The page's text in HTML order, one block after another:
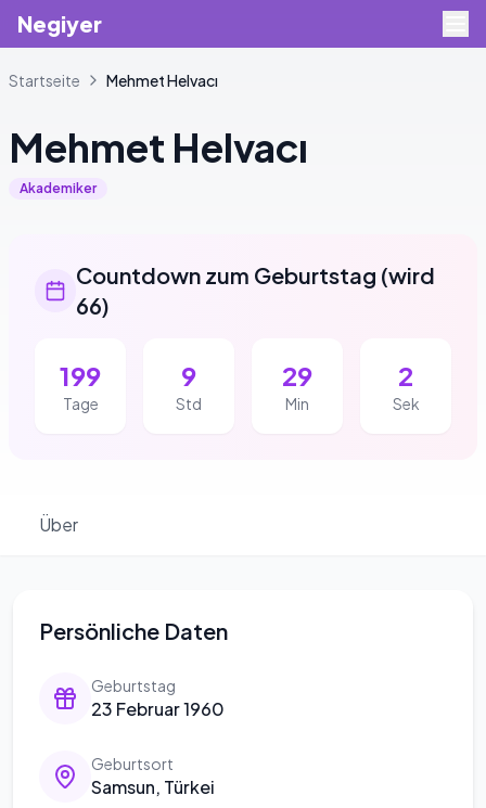
Negiyer
Startseite MehmetHelvacı
Mehmet Helvacı
Akademiker
Countdown zum Geburtstag (wird
66)
199
Tage
9
Std
29
Min
1
Sek
Über
Persönliche Daten
Geburtstag
23 Februar 1960
Geburtsort
Samsun, Türkei